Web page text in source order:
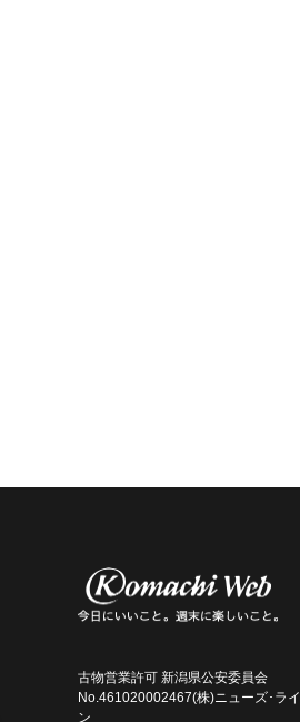
古物営業許可 新潟県公安委員会
No.461020002467(株)ニューズ･ライ
ン